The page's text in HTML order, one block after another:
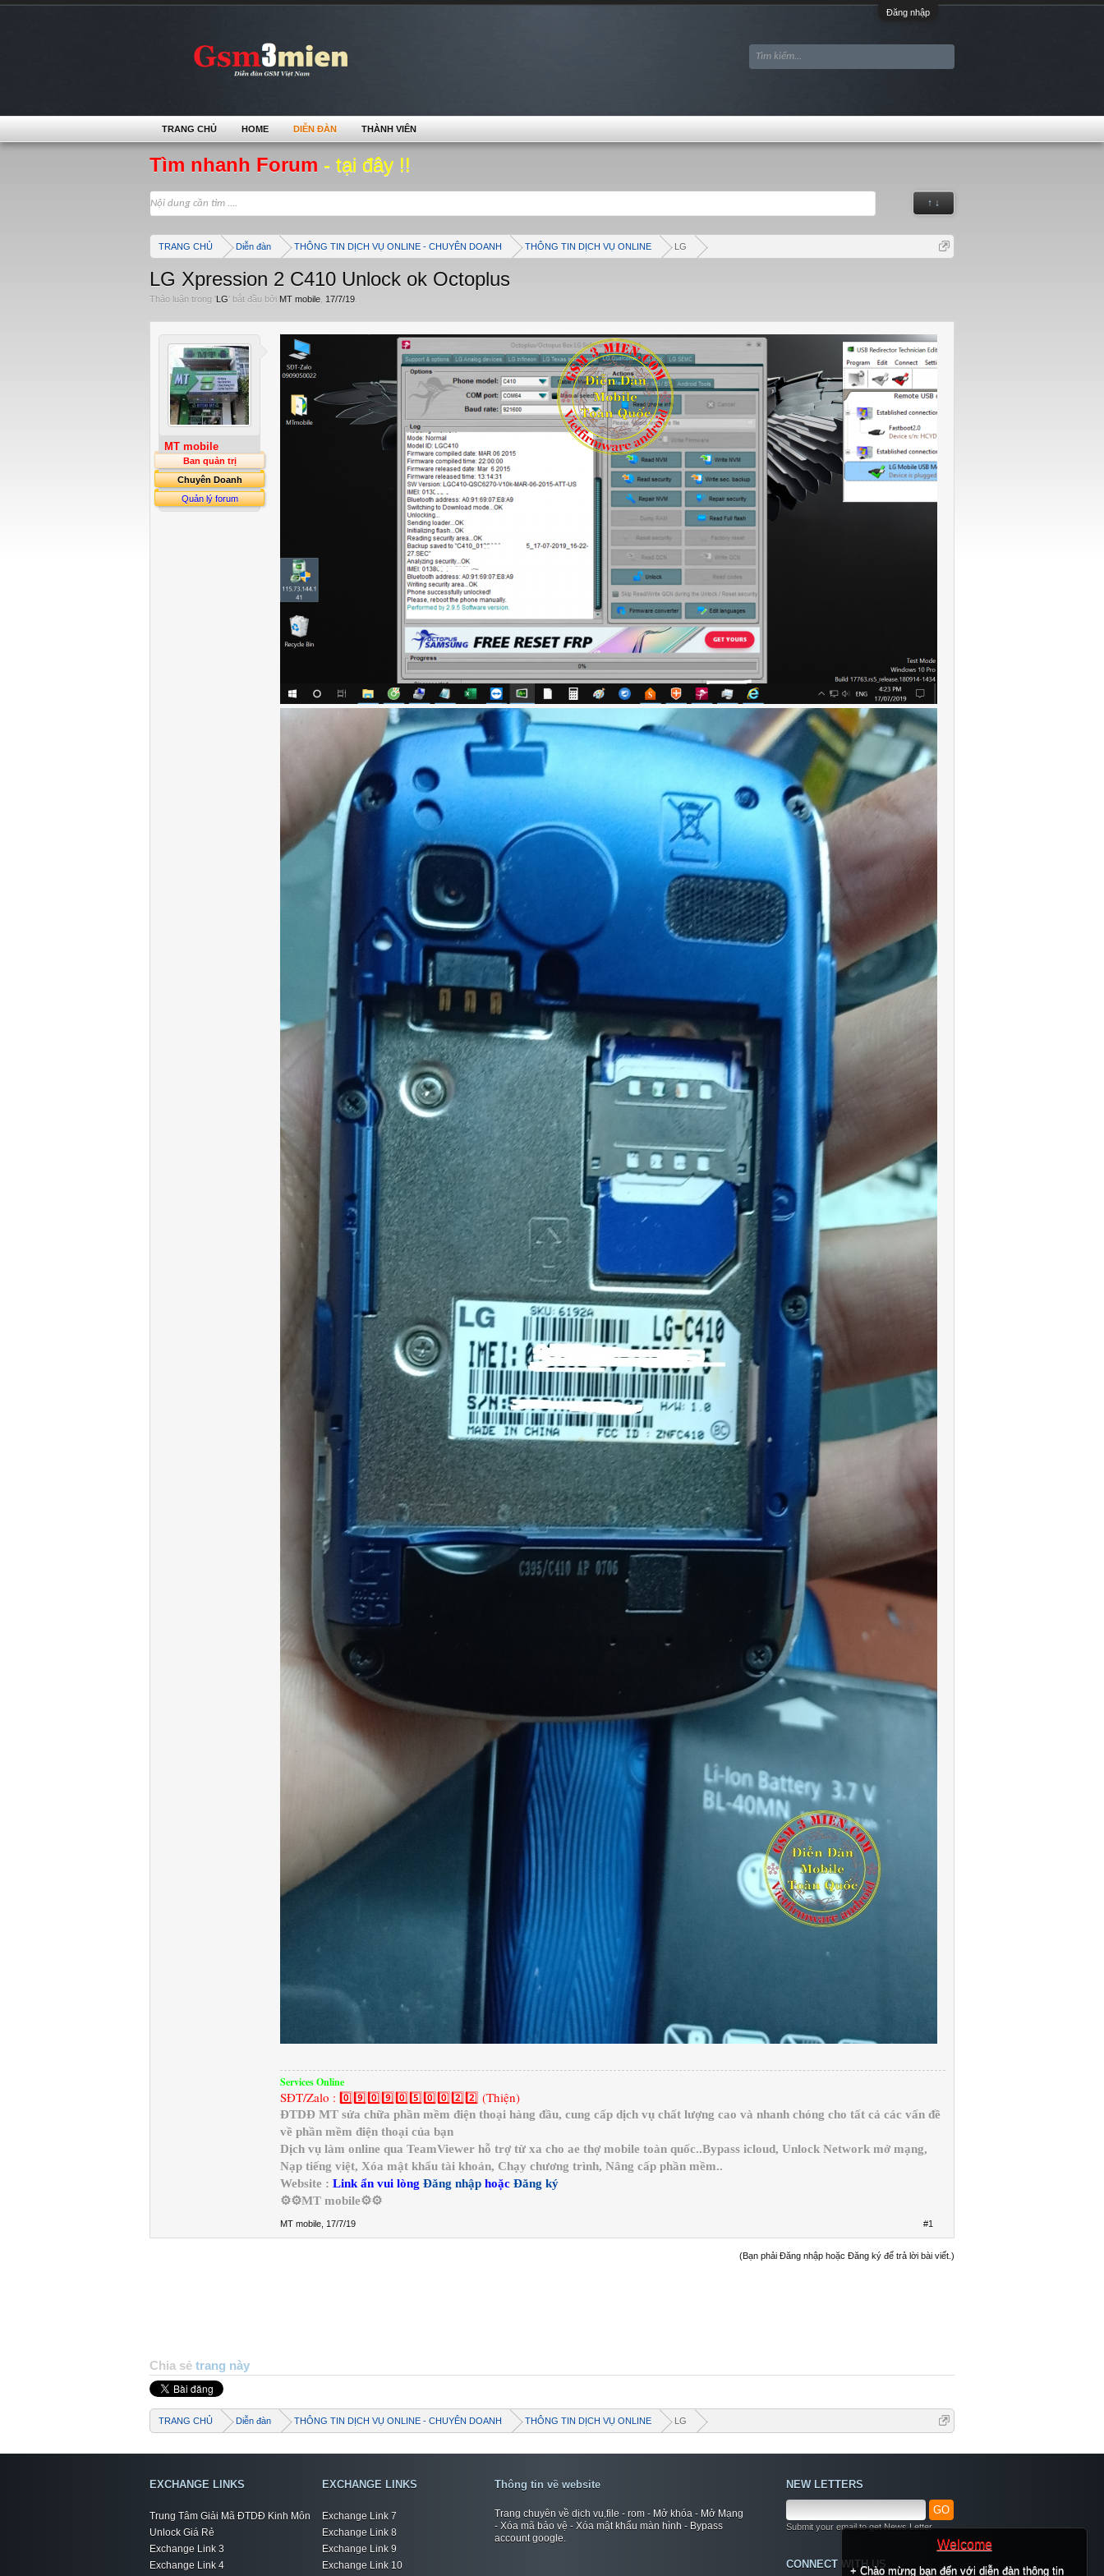
Đăng nhập
Tìm nhanh Forum - tại đây !!
↑ ↓
TRANG CHỦ Diễn đàn THÔNG TIN DỊCH VỤ ONLINE - CHUYÊN DOANH THÔNG TIN DỊCH VỤ ONLINE LG
Welcome
+ Chào mừng bạn đến với diễn đàn thông tin
LG Xpression 2 C410 Unlock ok Octoplus
Thảo luận trong 'LG' bắt đầu bởi MT mobile 17/7/19
MT mobile
Ban quản trị
Chuyên Doanh
Quản lý forum
Services Online
SĐT/Zalo : 0️⃣9️⃣0️⃣9️⃣0️⃣5️⃣0️⃣0️⃣2️⃣2️⃣ (Thiện)
ĐTDĐ MT sửa chữa phần mềm điện thoại hàng đầu, cung cấp dịch vụ chất lượng cao và nhanh chóng cho tất cả các vấn đề
về phần mềm điện thoại của bạn
Dịch vụ làm online qua TeamViewer hỗ trợ từ xa cho ae thợ mobile toàn quốc..Bypass icloud, Unlock Network mở mạng,
Nạp tiếng việt, Xóa mật khẩu tài khoản, Chạy chương trình, Nâng cấp phần mềm..
Website : Link ẩn vui lòng Đăng nhập hoặc Đăng ký
⚙️⚙️MT mobile⚙️⚙️
MT mobile 17/7/19 #1
(Bạn phải Đăng nhập hoặc Đăng ký để trả lời bài viết.)
Chia sẻ trang này
TRANG CHỦ Diễn đàn THÔNG TIN DỊCH VỤ ONLINE - CHUYÊN DOANH THÔNG TIN DỊCH VỤ ONLINE LG
TRANG CHỦ HOME DIỄN ĐÀN THÀNH VIÊN
EXCHANGE LINKS
Trung Tâm Giải Mã ĐTDĐ Kinh Môn
Unlock Giá Rẻ
Exchange Link 3
Exchange Link 4
EXCHANGE LINKS
Exchange Link 7
Exchange Link 8
Exchange Link 9
Exchange Link 10
Thông tin về website
Trang chuyên về dịch vụ,file - rom - Mở khóa - Mở Mạng
- Xóa mã bảo vệ - Xóa mật khẩu màn hình - Bypass
account google.
NEW LETTERS
GO
Submit your email to get News Letter
CONNECT WITH US